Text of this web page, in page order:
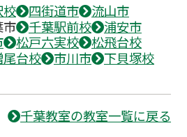
校 四街道市
流山市
市 千葉駅前校
浦安市
松戸六実校
松飛台校
尾台校 市川市
下貝塚校
千葉教室の教室一覧に戻る